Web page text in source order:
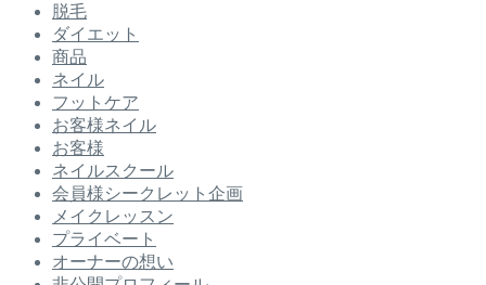
脱毛
ダイエット
商品
ネイル
フットケア
お客様ネイル
お客様
ネイルスクール
会員様シークレット企画
メイクレッスン
プライベート
オーナーの想い